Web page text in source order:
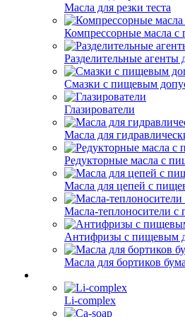
Масла для резки теста
Компрессорные масла
Разделительные агенты
Смазки с пищевым
Глазирователи
Масла для
Редукторные масла с
Масла для цепей с
Масла-теплоносители
Антифризы с пищевым
Масла для бортиков
Li-complex